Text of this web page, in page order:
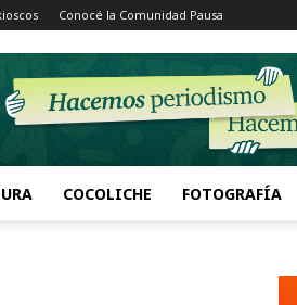
Conocé la Comunidad Pausa
COCOLICHE FOTOGRAFÍA